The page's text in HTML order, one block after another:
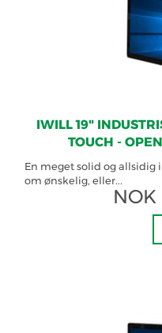
IWILL 19"
TOUCH -
En meget solid og allsidig
om ønskelig, eller...
NOK